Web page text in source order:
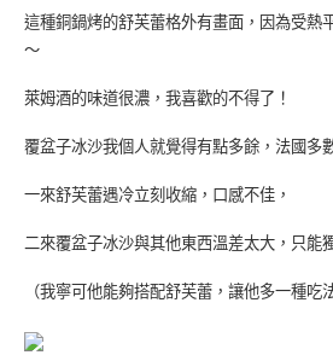
這種銅鍋烤的舒芙蕾格外有畫面，因為受熱
～
萊姆酒的味道很濃，我喜歡的不得了！
覆盆子冰沙我個人就覺得有點多餘，法國多
一來舒芙蕾遇冷立刻收縮，口感不佳，
二來覆盆子冰沙與其他東西溫差太大，只能
（我寧可他能夠搭配舒芙蕾，讓他多一種吃法